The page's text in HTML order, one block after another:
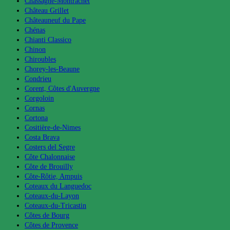
Château Grillet
Châteauneuf du Pape
Chénas
Chianti Classico
Chinon
Chiroubles
Chorey-les-Beaune
Condrieu
Corent, Côtes d'Auvergne
Corgoloin
Cornas
Cortona
Cositière-de-Nimes
Costa Brava
Costers del Segre
Côte Chalonnaise
Côte de Brouilly
Côte-Rôtie, Ampuis
Coteaux du Languedoc
Coteaux-du-Layon
Coteaux-du-Tricastin
Côtes de Bourg
Côtes de Provence